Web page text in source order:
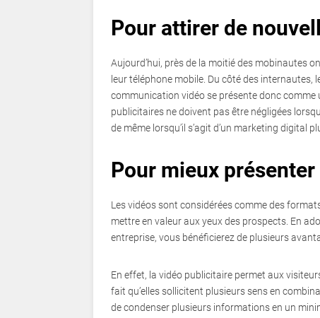
Pour attirer de
Aujourd’hui, près de la moitié des mobinautes
leur téléphone mobile. Du côté des internautes,
communication vidéo se présente donc comme
publicitaires ne doivent pas être négligées
de même lorsqu’il s’agit d’un marketing digital
Pour mieux
Les vidéos sont considérées comme des
mettre en valeur aux yeux des prospects. En
entreprise, vous bénéficierez de plusieurs
En effet, la vidéo publicitaire permet aux
fait qu’elles sollicitent plusieurs sens en
de condenser plusieurs informations en un